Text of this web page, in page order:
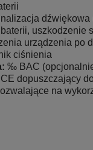
dźwiękowa
uszkodzenie
urządzenia po
ciśnienia
‰ BAC
dopuszczający
na